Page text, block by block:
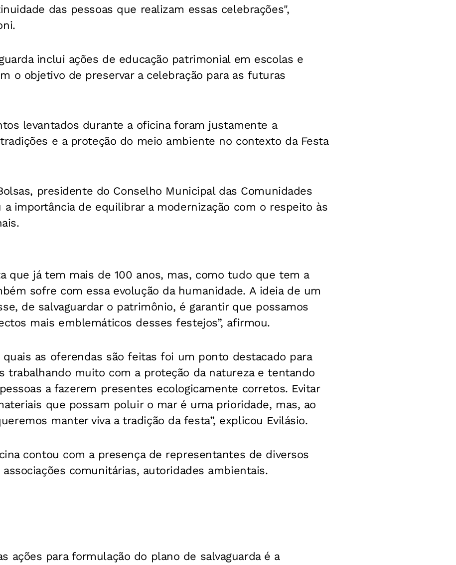
das pessoas que realizam essas celebrações",
inclui ações de educação patrimonial em escolas e
o objetivo de preservar a celebração para as futuras
levantados durante a oficina foram justamente a
e a proteção do meio ambiente no contexto da Festa
presidente do Conselho Municipal das Comunidades
a importância de equilibrar a modernização com o respeito às
que já tem mais de 100 anos, mas, como tudo que tem a
sofre com essa evolução da humanidade. A ideia de um
de salvaguardar o patrimônio, é garantir que possamos
mais emblemáticos desses festejos”, afirmou.
quais as oferendas são feitas foi um ponto destacado para
trabalhando muito com a proteção da natureza e tentando
a fazerem presentes ecologicamente corretos. Evitar
que possam poluir o mar é uma prioridade, mas, ao
manter viva a tradição da festa”, explicou Evilásio.
contou com a presença de representantes de diversos
comunitárias, autoridades ambientais.
ações para formulação do plano de salvaguarda é a